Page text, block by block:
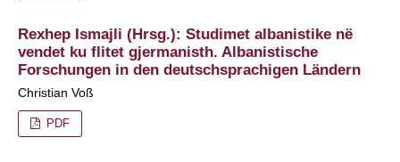
Rexhep Ismajli (Hrsg.): Studimet albanistike në
vendet ku flitet gjermanisth. Albanistische
Forschungen in den deutschsprachigen Ländern
Christian Voß
PDF